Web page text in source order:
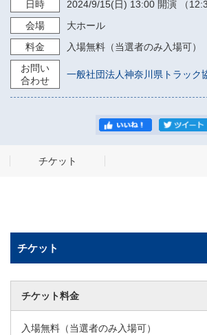
日時 2024/9/15(日) 13:00 開演 （
会場
大ホール
料金
入場無料（当選者のみ入場可）
お問い
合わせ
一般社団法人神奈川県トラック
チケット
チケット
チケット料金
入場無料（当選者のみ入場可）